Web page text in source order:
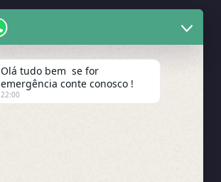
Olá tudo bem se for
emergência conte conosco !
22:00